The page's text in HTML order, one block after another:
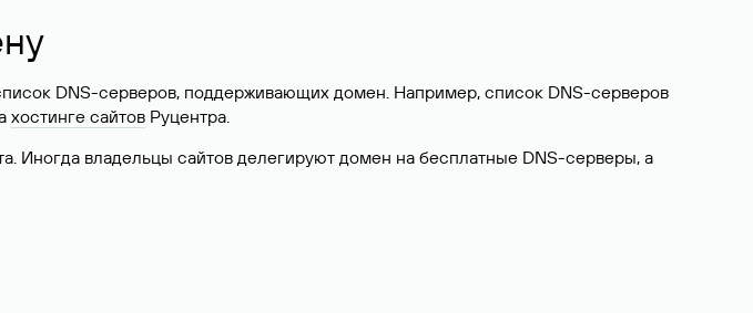
DNS-серверов, поддерживающих домен. Например, список DNS-серверов
хостинге сайтов Руцентра.
Иногда владельцы сайтов делегируют домен на бесплатные DNS-серверы, а